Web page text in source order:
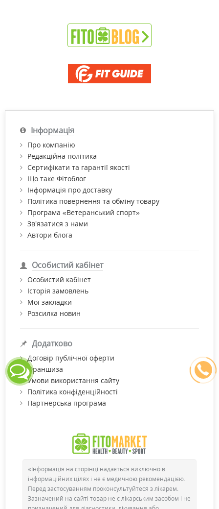
Інформація
Про компанію
Редакційна політика
Сертифікати та гарантії якості
Що таке Фітоблог
Інформація про доставку
Політика повернення та обміну товару
Програма «Ветеранський спорт»
Зв’язатися з нами
Автори блога
Особистий кабінет
Особистий кабінет
Історія замовлень
Мої закладки
Розсилка новин
Додатково
Договір публічної оферти
Франшиза
Умови використання сайту
Політика конфіденційності
Партнерська програма
«Інформація на сторінці надається виключно в
інформаційних цілях і не є медичною рекомендацією.
Перед застосуванням проконсультуйтеся з лікарем.
Зазначений на сайті товар не є лікарським засобом і не